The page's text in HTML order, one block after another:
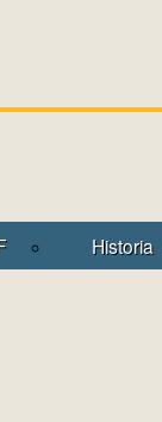
Historia